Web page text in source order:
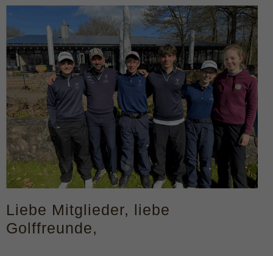
Liebe Mitglieder, liebe
Golffreunde,